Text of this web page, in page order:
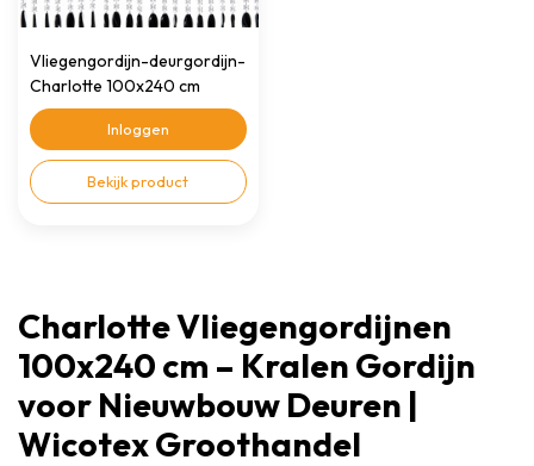
Vliegengordijn-deurgordijn-
Charlotte 100x240 cm
zwart
Inloggen
Bekijk product
Charlotte Vliegengordijnen
100x240 cm – Kralen Gordijn
voor Nieuwbouw Deuren |
Wicotex Groothandel